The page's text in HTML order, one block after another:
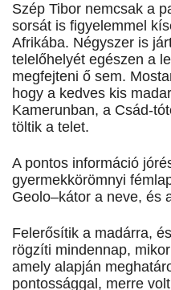
Szép Tibor nemcsak a
sorsát is figyelemmel
Afrikába. Négyszer is
telelőhelyét egészen a
megfejteni ő sem.
hogy a kedves kis
Kamerunban, a Csád-
töltik a telet.
A pontos információ
gyermekkörömnyi
Geolo–kátor a neve, és
Felerősítik a madárra,
rögzíti mindennap,
amely alapján
pontossággal, merre